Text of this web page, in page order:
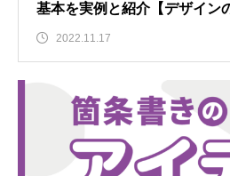
基本を実例と紹介【デザイン
2022.11.17